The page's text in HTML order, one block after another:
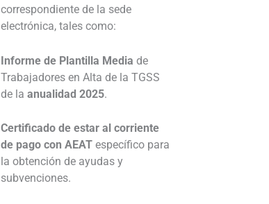
correspondiente de la sede
electrónica, tales como:
Informe de Plantilla Media de
Trabajadores en Alta de la TGSS
de laanualidad 2025.
Certificado de estar al corriente
de pago con AEATespecífico para
la obtención de ayudas y
subvenciones.